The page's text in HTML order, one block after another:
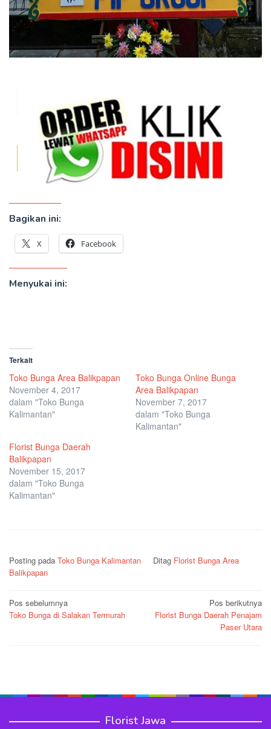
Bagikan ini:
X Facebook
Menyukai ini:
Terkait
Toko Bunga Area Balikpapan
November 4, 2017
dalam "Toko Bunga
Kalimantan"
Toko Bunga Online Bunga
Area Balikpapan
November 7, 2017
dalam "Toko Bunga
Kalimantan"
Florist Bunga Daerah
Balikpapan
November 15, 2017
dalam "Toko Bunga
Kalimantan"
Posting pada Toko Bunga Kalimantan Ditag Florist Bunga Area
Balikpapan
Navigasi
pos
Pos sebelumnya
Toko Bunga di Salakan Termurah
Pos berikutnya
Florist Bunga Daerah Penajam
Paser Utara
Florist Jawa